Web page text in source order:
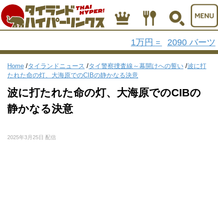
1万円 = 2090 バーツ
Home /タイランドニュース /タイ警察捜査線～幕開けへの誓い /波に打
たれた命の灯、大海原でのCIBの静かなる決意
波に打たれた命の灯、大海原でのCIBの
静かなる決意
2025年3月25日 配信